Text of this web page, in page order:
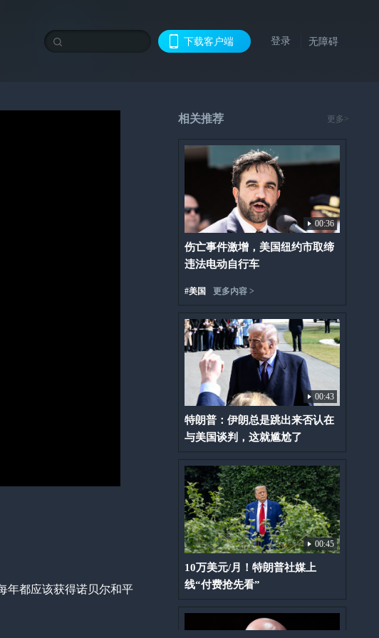
下载客户端 登录 无障碍
年都应该获得诺贝尔和平
相关推荐 更多>
00:36
伤亡事件激增，美国纽约市取缔
违法电动自行车
#美国 更多内容 >
00:43
特朗普：伊朗总是跳出来否认在
与美国谈判，这就尴尬了
00:45
10万美元/月！特朗普社媒上
线“付费抢先看”